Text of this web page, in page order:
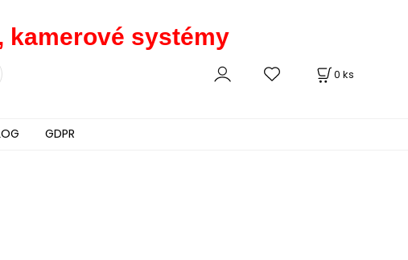
kamerové systémy
0 ks
GDPR